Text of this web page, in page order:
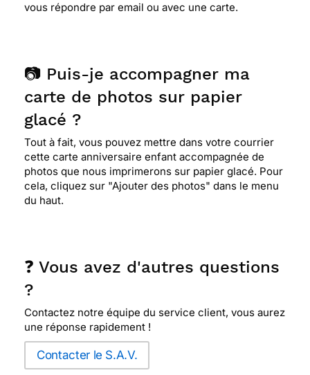
vous répondre par email ou avec une carte.
📷 Puis-je accompagner ma
carte de photos sur papier
glacé ?
Tout à fait, vous pouvez mettre dans votre courrier
cette carte anniversaire enfant accompagnée de
photos que nous imprimerons sur papier glacé. Pour
cela, cliquez sur "Ajouter des photos" dans le menu
du haut.
❓ Vous avez d'autres questions
?
Contactez notre équipe du service client, vous aurez
une réponse rapidement !
Contacter le S.A.V.